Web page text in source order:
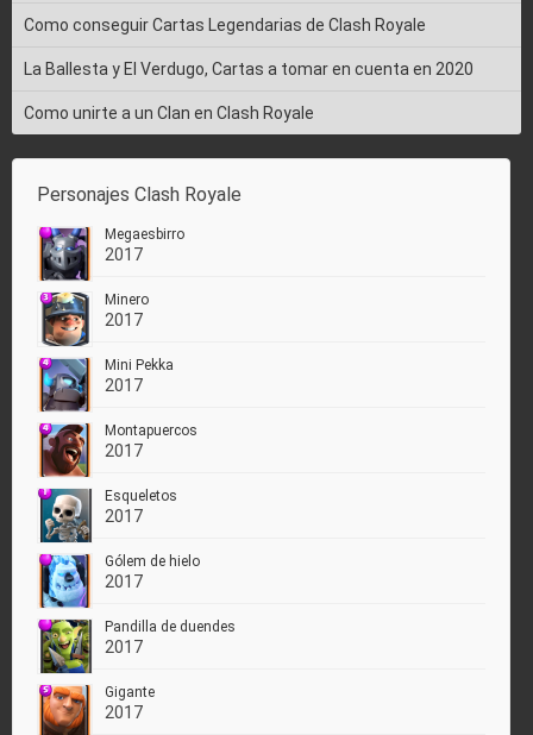
Como conseguir Cartas Legendarias de Clash Royale
La Ballesta y El Verdugo, Cartas a tomar en cuenta en 2020
Como unirte a un Clan en Clash Royale
Personajes Clash Royale
Megaesbirro
2017
Minero
2017
Mini Pekka
2017
Montapuercos
2017
Esqueletos
2017
Gólem de hielo
2017
Pandilla de duendes
2017
Gigante
2017